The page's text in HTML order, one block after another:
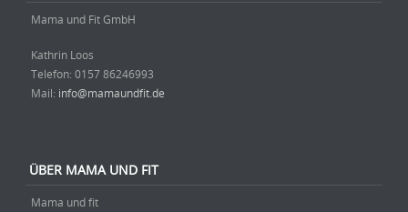
Mama und Fit GmbH
Kathrin Loos
Telefon: ‭0157 86246993‬
Mail: info@mamaundfit.de
ÜBER MAMA UND FIT
Mama und fit